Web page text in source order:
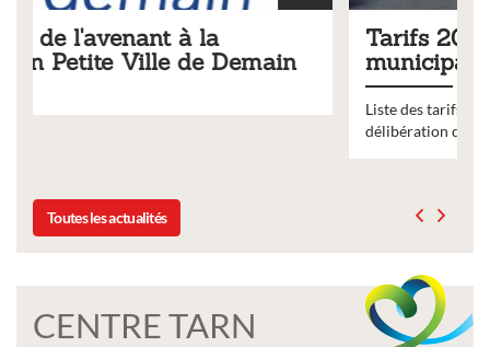
Tarifs 2026 des services
municipaux
Liste des tarifs 2026 des services municipaux,
délibération du conseil municipal du 19 décembre 2025
Toutes les actualités
CENTRE TARN